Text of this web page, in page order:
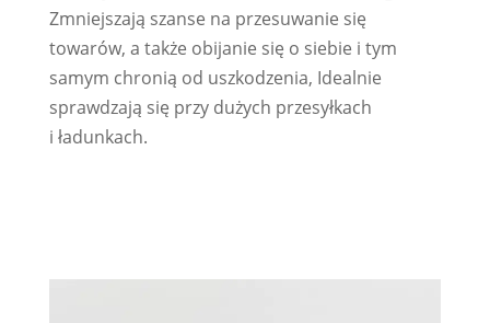
Zmniejszają szanse na przesuwanie się
towarów, a także obijanie się o siebie i tym
samym chronią od uszkodzenia, Idealnie
sprawdzają się przy dużych przesyłkach
i ładunkach.